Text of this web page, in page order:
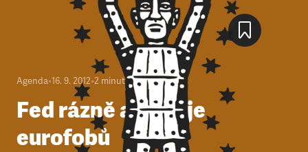
Agenda•16. 9. 2012•2 minuty
Fed rázně a naděje
eurofobů